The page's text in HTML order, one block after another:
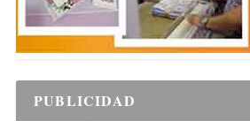
PUBLICIDAD